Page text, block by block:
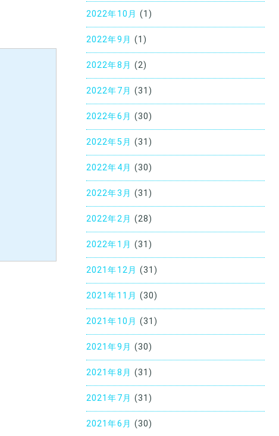
2022年10月 (1)
2022年9月 (1)
2022年8月 (2)
2022年7月 (31)
2022年6月 (30)
2022年5月 (31)
2022年4月 (30)
2022年3月 (31)
2022年2月 (28)
2022年1月 (31)
2021年12月 (31)
2021年11月 (30)
2021年10月 (31)
2021年9月 (30)
2021年8月 (31)
2021年7月 (31)
2021年6月 (30)